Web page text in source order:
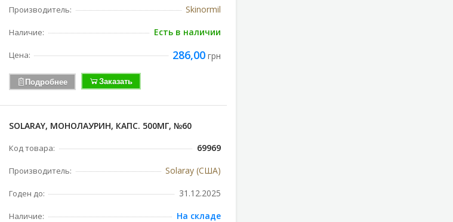
Производитель: Skinormil
Наличие: Есть в наличии
Цена: 286,00грн
Подробнее Заказать
SOLARAY, МОНОЛАУРИН, КАПС. 500МГ, №60
Код товара: 69969
Производитель: Solaray (США)
Годен до: 31.12.2025
Наличие: На складе